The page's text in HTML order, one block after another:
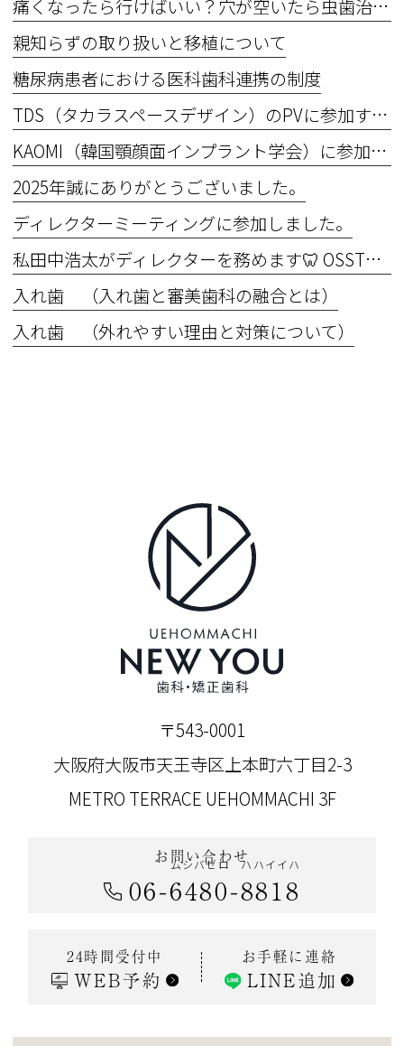
痛くなったら行けばいい？穴が空いたら虫歯治療？
親知らずの取り扱いと移植について
糖尿病患者における医科歯科連携の制度
TDS（タカラスペースデザイン）のPVに参加するため撮影を行いました。
KAOMI（韓国顎顔面インプラント学会）に参加してきました！
2025年誠にありがとうございました。
ディレクターミーティングに参加しました。
私田中浩太がディレクターを務めます🦷 OSSTEM Implant Basic Course 2025 in OIC Master the Basics ― 基礎こそ真髄！“できない”を“できる”に変える6日間
入れ歯 （入れ歯と審美歯科の融合とは）
入れ歯 （外れやすい理由と対策について）
〒543-0001
大阪府大阪市天王寺区上本町六丁目2-3
METRO TERRACE UEHOMMACHI 3F
お問い合わせ
06-6480
ムシバゼロ
-8818
ハハイイハ
24時間受付中
WEB予約
お手軽に連絡
LINE追加